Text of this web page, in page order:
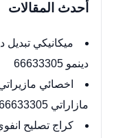
أحدث المقالات
ميكانيكي
دينمو 66633305
اخصائي
مازاراتي 66633305
كراج تصليح انفوي الكويت